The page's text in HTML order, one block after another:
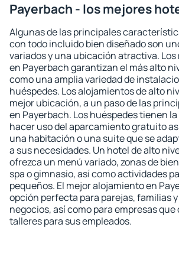
Payerbach - los mejores
Algunas de las principales
con todo incluido bien diseñado son
variados y una ubicación atractiva.
en Payerbach garantizan el más alto
como una amplia variedad de
huéspedes. Los alojamientos de alto
mejor ubicación, a un paso de las
en Payerbach. Los huéspedes tienen
hacer uso del aparcamiento gratuito
una habitación o una suite que se
a sus necesidades. Un hotel de alto
ofrezca un menú variado, zonas de
spa o gimnasio, así como actividades
pequeños. El mejor alojamiento en
opción perfecta para parejas, familias
negocios, así como para empresas
talleres para sus empleados.